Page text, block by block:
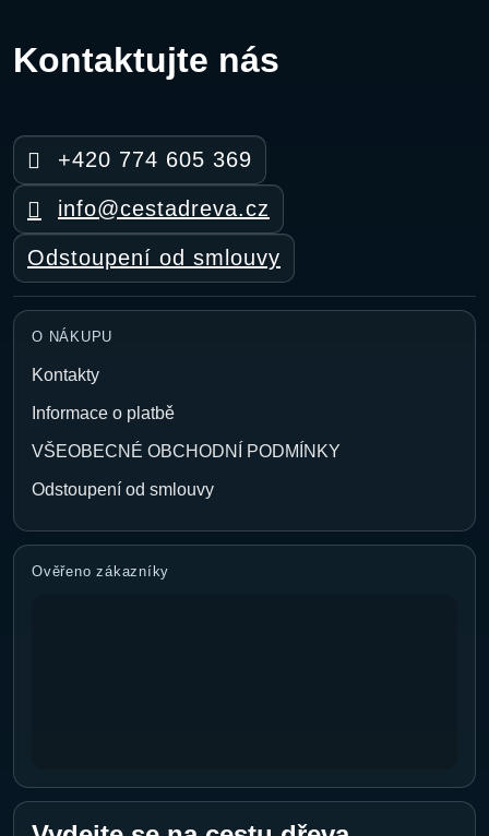
Kontaktujte nás
+420 774 605 369
info@cestadreva.cz
Odstoupení od smlouvy
O NÁKUPU
Kontakty
Informace o platbě
VŠEOBECNÉ OBCHODNÍ PODMÍNKY
Odstoupení od smlouvy
Ověřeno zákazníky